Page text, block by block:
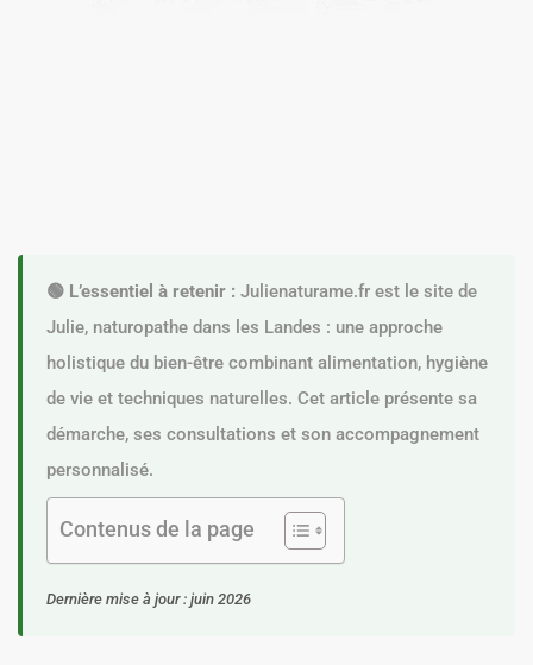
🟢 L’essentiel à retenir : Julienaturame.fr est le site de
Julie, naturopathe dans les Landes : une approche
holistique du bien-être combinant alimentation, hygiène
de vie et techniques naturelles. Cet article présente sa
démarche, ses consultations et son accompagnement
personnalisé.
Contenus de la page
Dernière mise à jour : juin 2026